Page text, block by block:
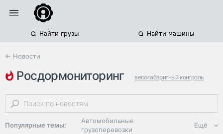
Найти грузы Найти машины
← Новости
росдормониторинг весогабаритный контроль
штрафы суд
Популярные темы:
Автомобильные
грузоперевозки
Ещё